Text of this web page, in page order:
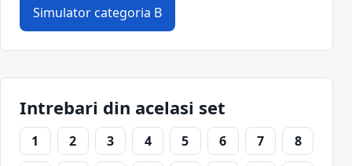
Simulator categoria B
Intrebari din acelasi set
1 2 3 4 5 6 7
8